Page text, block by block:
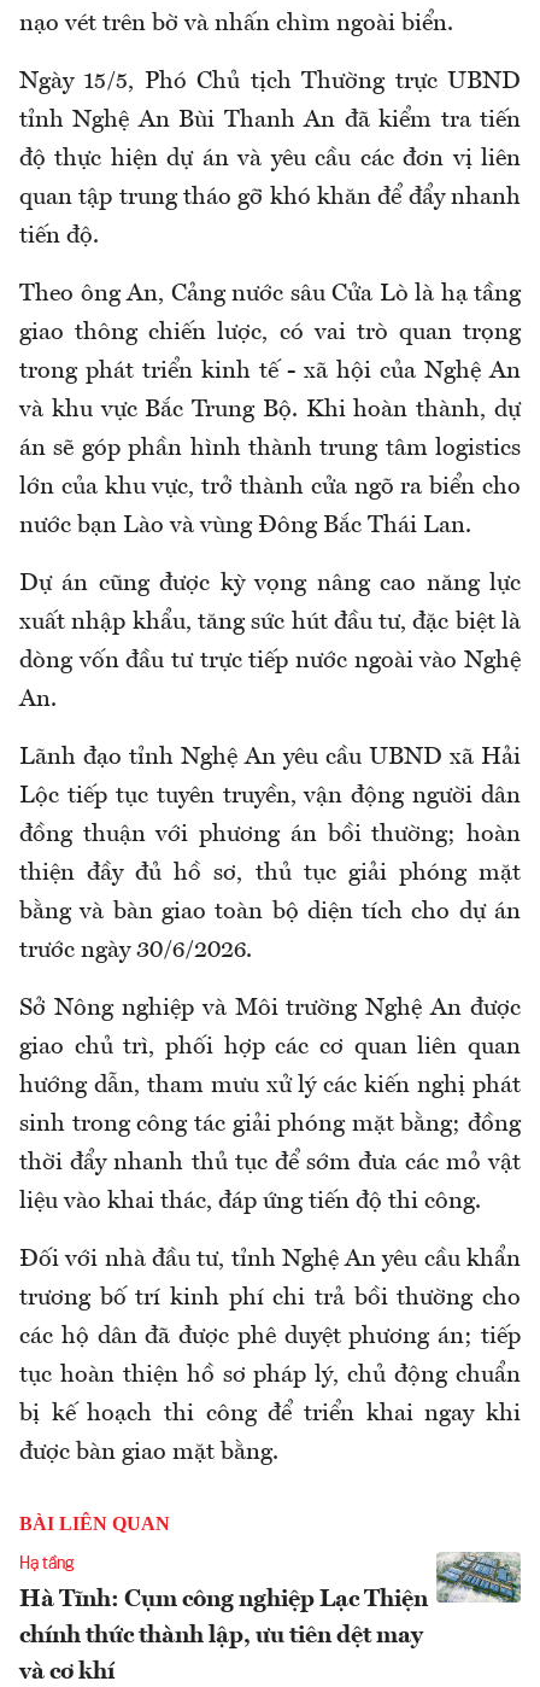
nạo vét trên bờ và nhấn chìm ngoài biển.
Ngày 15/5, Phó Chủ tịch Thường trực UBND
tỉnh Nghệ An Bùi Thanh An đã kiểm tra tiến
độ thực hiện dự án và yêu cầu các đơn vị liên
quan tập trung tháo gỡ khó khăn để đẩy nhanh
tiến độ.
Theo ông An, Cảng nước sâu Cửa Lò là hạ tầng
giao thông chiến lược, có vai trò quan trọng
trong phát triển kinh tế - xã hội của Nghệ An
và khu vực Bắc Trung Bộ. Khi hoàn thành, dự
án sẽ góp phần hình thành trung tâm logistics
lớn của khu vực, trở thành cửa ngõ ra biển cho
nước bạn Lào và vùng Đông Bắc Thái Lan.
Dự án cũng được kỳ vọng nâng cao năng lực
xuất nhập khẩu, tăng sức hút đầu tư, đặc biệt là
dòng vốn đầu tư trực tiếp nước ngoài vào Nghệ
An.
Lãnh đạo tỉnh Nghệ An yêu cầu UBND xã Hải
Lộc tiếp tục tuyên truyền, vận động người dân
đồng thuận với phương án bồi thường; hoàn
thiện đầy đủ hồ sơ, thủ tục giải phóng mặt
bằng và bàn giao toàn bộ diện tích cho dự án
trước ngày 30/6/2026.
Sở Nông nghiệp và Môi trường Nghệ An được
giao chủ trì, phối hợp các cơ quan liên quan
hướng dẫn, tham mưu xử lý các kiến nghị phát
sinh trong công tác giải phóng mặt bằng; đồng
thời đẩy nhanh thủ tục để sớm đưa các mỏ vật
liệu vào khai thác, đáp ứng tiến độ thi công.
Đối với nhà đầu tư, tỉnh Nghệ An yêu cầu khẩn
trương bố trí kinh phí chi trả bồi thường cho
các hộ dân đã được phê duyệt phương án; tiếp
tục hoàn thiện hồ sơ pháp lý, chủ động chuẩn
bị kế hoạch thi công để triển khai ngay khi
được bàn giao mặt bằng.
BÀI LIÊN QUAN
Hạ tầng
Hà Tĩnh: Cụm công nghiệp Lạc Thiện
chính thức thành lập, ưu tiên dệt may
và cơ khí